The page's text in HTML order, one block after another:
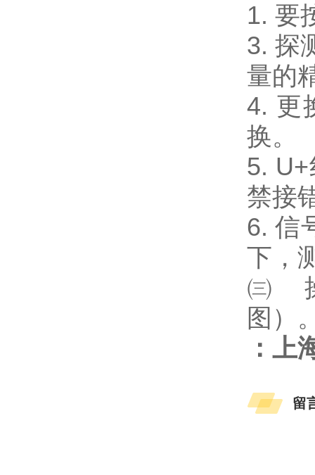
1. 要
3. 探
量的
4. 更
换。
5.
禁接
6. 信
下，
㈢
图）
：上
留